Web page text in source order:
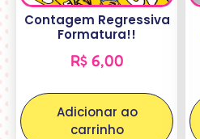
Contagem Regressiva
Formatura!!
R$6,00
Adicionar ao
carrinho